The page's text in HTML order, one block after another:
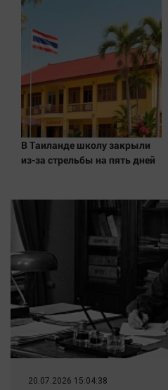
В Таиланде школу закрыли
из-за стрельбы на пять дней
20.07.2026 15:04:38